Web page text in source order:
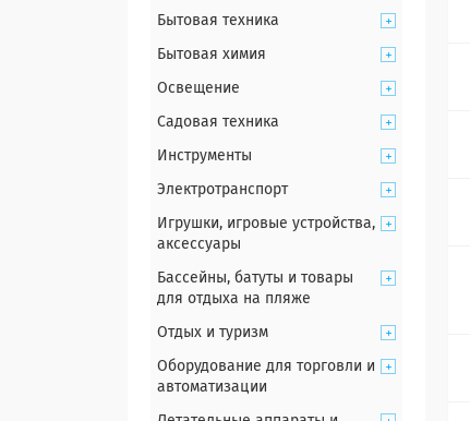
Бытовая техника
Бытовая химия
Освещение
Садовая техника
Инструменты
Электротранспорт
Игрушки, игровые устройства,
аксессуары
Бассейны, батуты и товары
для отдыха на пляже
Отдых и туризм
Оборудование для торговли и
автоматизации